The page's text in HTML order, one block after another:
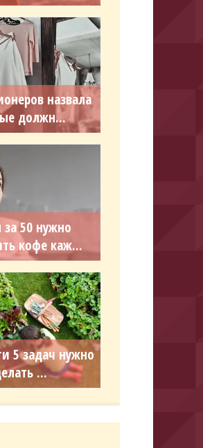
назвала
должн...
50 нужно
кофе каж...
5 задач нужно
...